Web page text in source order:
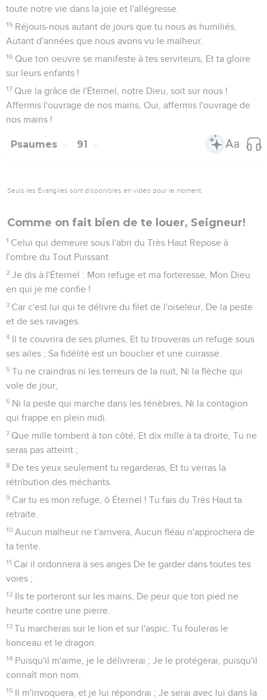
toute notre vie dans la joie et l'allégresse.
15 Réjouis-nous autant de jours que tu nous as humiliés,
Autant d'années que nous avons vu le malheur.
16 Que ton oeuvre se manifeste à tes serviteurs, Et ta gloire
sur leurs enfants !
17 Que la grâce de l'Éternel, notre Dieu, soit sur nous !
Affermis l'ouvrage de nos mains, Oui, affermis l'ouvrage de
nos mains !
Psaumes 91
Seuls les Évangiles sont disponibles en vidéo pour le moment.
Comme on fait bien de te louer, Seigneur!
1 Celui qui demeure sous l'abri du Très Haut Repose à
l'ombre du Tout Puissant.
2 Je dis à l'Éternel : Mon refuge et ma forteresse, Mon Dieu
en qui je me confie !
3 Car c'est lui qui te délivre du filet de l'oiseleur, De la peste
et de ses ravages.
4 Il te couvrira de ses plumes, Et tu trouveras un refuge sous
ses ailes ; Sa fidélité est un bouclier et une cuirasse.
5 Tu ne craindras ni les terreurs de la nuit, Ni la flèche qui
vole de jour,
6 Ni la peste qui marche dans les ténèbres, Ni la contagion
qui frappe en plein midi.
7 Que mille tombent à ton côté, Et dix mille à ta droite, Tu ne
seras pas atteint ;
8 De tes yeux seulement tu regarderas, Et tu verras la
rétribution des méchants.
9 Car tu es mon refuge, ô Éternel ! Tu fais du Très Haut ta
retraite.
10 Aucun malheur ne t'arrivera, Aucun fléau n'approchera de
ta tente.
11 Car il ordonnera à ses anges De te garder dans toutes tes
voies ;
12 Ils te porteront sur les mains, De peur que ton pied ne
heurte contre une pierre.
13 Tu marcheras sur le lion et sur l'aspic, Tu fouleras le
lionceau et le dragon.
14 Puisqu'il m'aime, je le délivrerai ; Je le protégerai, puisqu'il
connaît mon nom.
15 Il m'invoquera, et je lui répondrai ; Je serai avec lui dans la